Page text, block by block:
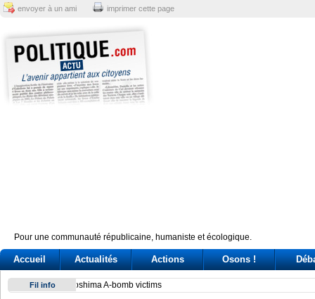
envoyer à un ami imprimer cette page
Pour une communauté républicaine, humaniste et écologique.
Accueil Actualités Actions Osons !
Fil info Conte e l'audizione in Commissione Covid: tre ore di